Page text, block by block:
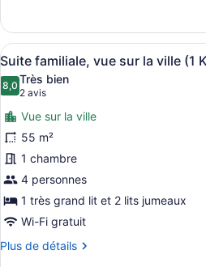
lits
jumeaux,
vue
sur
la
ville
Fairmont,
Chambre,
2
jumeaux,
sur
la
ville
Afficher
toutes
les
photos
pour
ce
type
de
chambre :
Suite
familiale,
vue
12
Suite familiale, vue sur la ville (1
8,08,0 sur 10
Très bien
2 avis
(2 avis)
Vue sur la ville
55 m²
1 chambre
4 personnes
1 très grand lit et 2 lits jumeaux
Wi-Fi gratuit
Plus de détails
Plus